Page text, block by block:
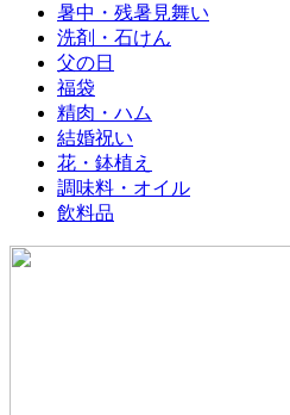
暑中・残暑見舞い
洗剤・石けん
父の日
福袋
精肉・ハム
結婚祝い
花・鉢植え
調味料・オイル
飲料品